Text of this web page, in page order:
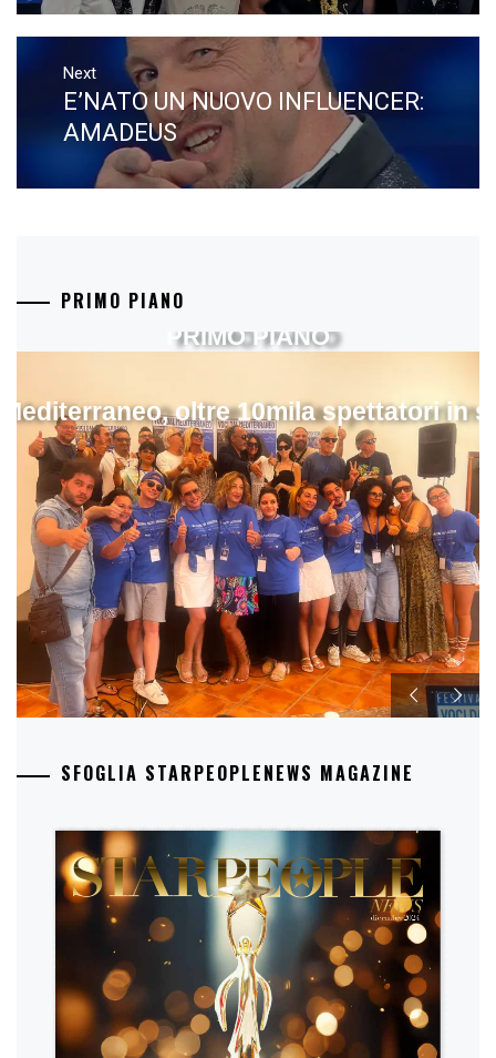
Next
Next
post:
E’NATO UN NUOVO INFLUENCER:
AMADEUS
PRIMO PIANO
oltre 10mila spettatori in
PRIMO PIANO
SFOGLIA STARPEOPLENEWS MAGAZINE